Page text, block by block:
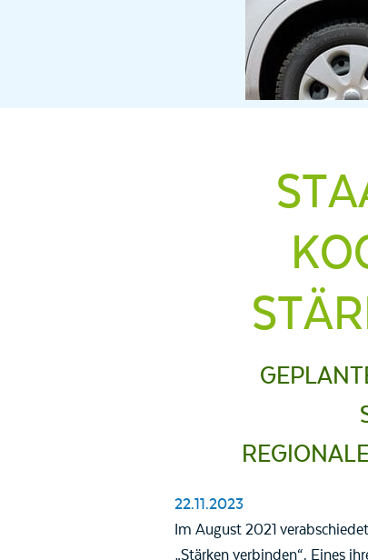
22.11.2023
Im August 2021
„Stärken verbinden“. Eines